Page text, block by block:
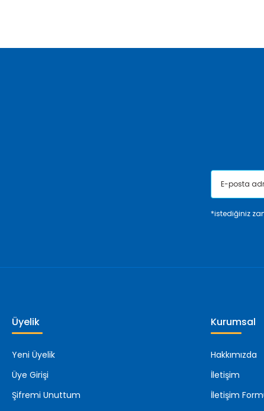
*istediğiniz
Üyelik
Yeni Üyelik
Üye Girişi
Şifremi Unuttum
Kurumsal
Hakkımızda
İletişim
İletişim